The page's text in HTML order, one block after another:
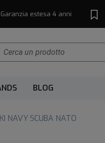
Garanzia estesa 4 anni
BLOG
NAVY SCUBA NATO